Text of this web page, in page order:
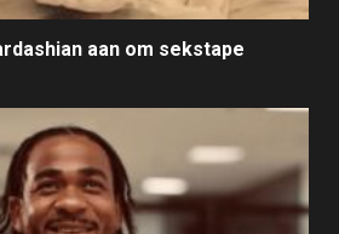
aan om sekstape